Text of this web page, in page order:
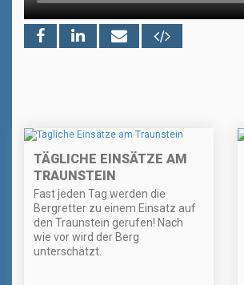
TÄGLICHE EINSÄTZE AM
TRAUNSTEIN
Fast jeden Tag werden die
Bergretter zu einem Einsatz auf
den Traunstein gerufen! Nach
wie vor wird der Berg
unterschätzt.